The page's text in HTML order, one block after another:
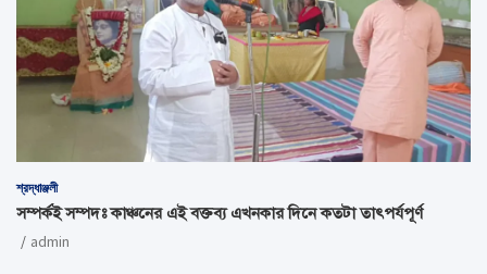
শ্রদ্ধাঞ্জলী
সম্পর্কই সম্পদঃ কাঞ্চনের এই বক্তব্য এখনকার দিনে কতটা তাৎপর্যপূর্ণ
admin